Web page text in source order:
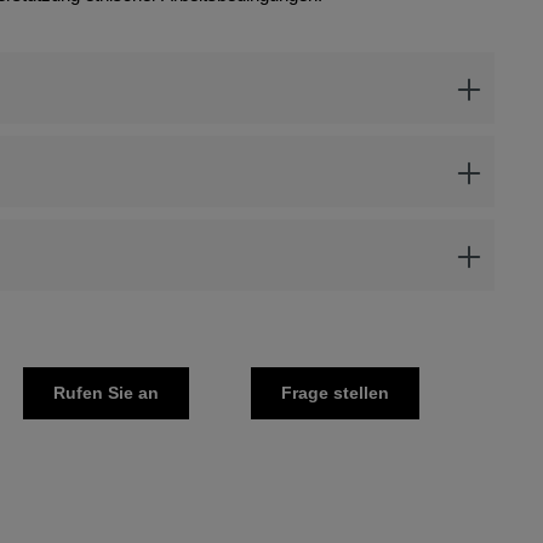
Rufen Sie an Frage stellen